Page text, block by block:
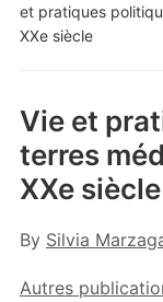
et pratiques
XXe siècle
Vie et
terres
XXe siècle
By Silvia
Autres